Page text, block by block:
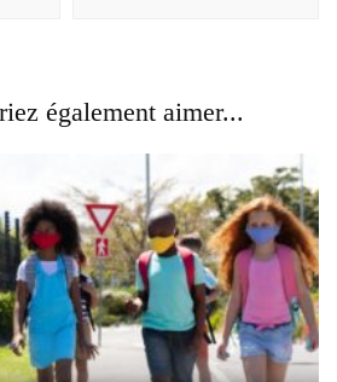
également aimer...